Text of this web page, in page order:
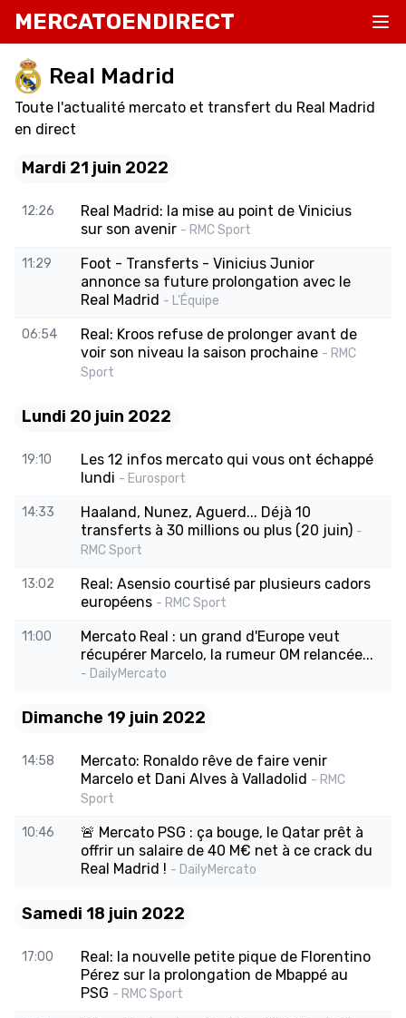
MERCATOENDIRECT
Real Madrid
Toute l'actualité mercato et transfert du Real Madrid
en direct
Mardi 21 juin 2022
12:26
Real Madrid: la mise au point de Vinicius
sur son avenir - RMC Sport
11:29
Foot - Transferts - Vinicius Junior
annonce sa future prolongation avec le
Real Madrid - L'Équipe
06:54
Real: Kroos refuse de prolonger avant de
voir son niveau la saison prochaine - RMC
Sport
Lundi 20 juin 2022
19:10
Les 12 infos mercato qui vous ont échappé
lundi - Eurosport
14:33
Haaland, Nunez, Aguerd... Déjà 10
transferts à 30 millions ou plus (20 juin) -
RMC Sport
13:02
Real: Asensio courtisé par plusieurs cadors
européens - RMC Sport
11:00
Mercato Real : un grand d'Europe veut
récupérer Marcelo, la rumeur OM relancée...
- DailyMercato
Dimanche 19 juin 2022
14:58
Mercato: Ronaldo rêve de faire venir
Marcelo et Dani Alves à Valladolid - RMC
Sport
10:46
🚨 Mercato PSG : ça bouge, le Qatar prêt à
offrir un salaire de 40 M€ net à ce crack du
Real Madrid ! - DailyMercato
Samedi 18 juin 2022
17:00
Real: la nouvelle petite pique de Florentino
Pérez sur la prolongation de Mbappé au
PSG - RMC Sport